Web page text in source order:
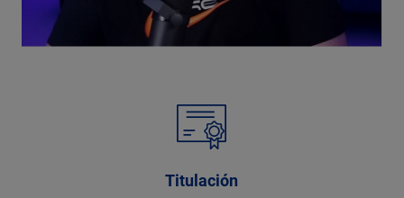
Titulación